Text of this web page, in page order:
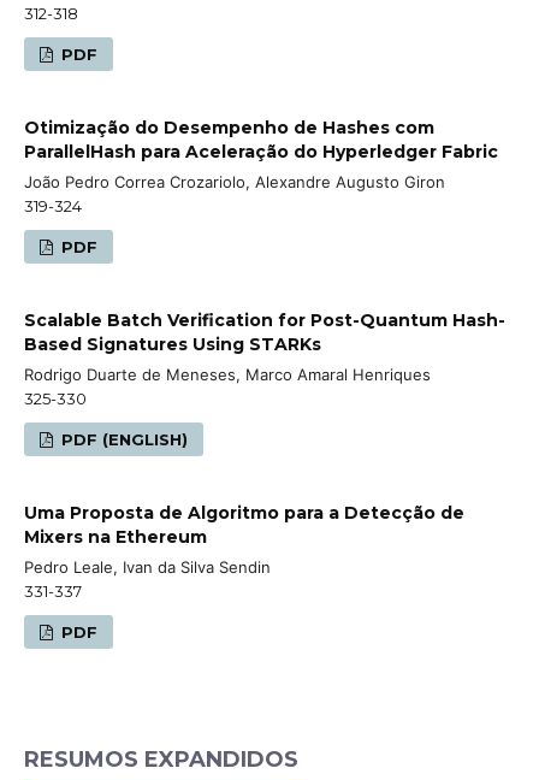
312-318
PDF
Otimização do Desempenho de Hashes com
ParallelHash para Aceleração do Hyperledger Fabric
João Pedro Correa Crozariolo, Alexandre Augusto Giron
319-324
PDF
Scalable Batch Verification for Post-Quantum Hash-
Based Signatures Using STARKs
Rodrigo Duarte de Meneses, Marco Amaral Henriques
325-330
PDF (ENGLISH)
Uma Proposta de Algoritmo para a Detecção de
Mixers na Ethereum
Pedro Leale, Ivan da Silva Sendin
331-337
PDF
RESUMOS EXPANDIDOS